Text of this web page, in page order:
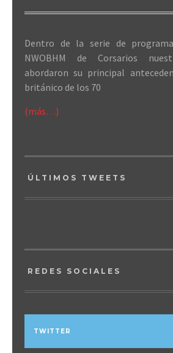
Dentro de la serie de
NWOBHM de Corsarios
abordaron su principal
británico de los 70
(más…)
ÚLTIMOS TWEETS
REDES SOCIALES
TWITTER